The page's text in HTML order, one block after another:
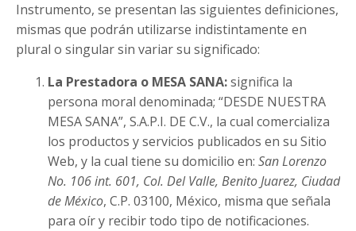
Instrumento, se presentan las siguientes definiciones,
mismas que podrán utilizarse indistintamente en
plural o singular sin variar su significado:
La Prestadora o MESA SANA:significa la
persona moral denominada; “DESDE NUESTRA
MESA SANA”, S.A.P.I. DE C.V., la cual comercializa
los productos y servicios publicados en su Sitio
Web, y la cual tiene su domicilio en: San Lorenzo
No. 106 int. 601, Col. Del Valle, Benito Juarez, Ciudad
de México, C.P. 03100, México, misma que señala
para oír y recibir todo tipo de notificaciones.